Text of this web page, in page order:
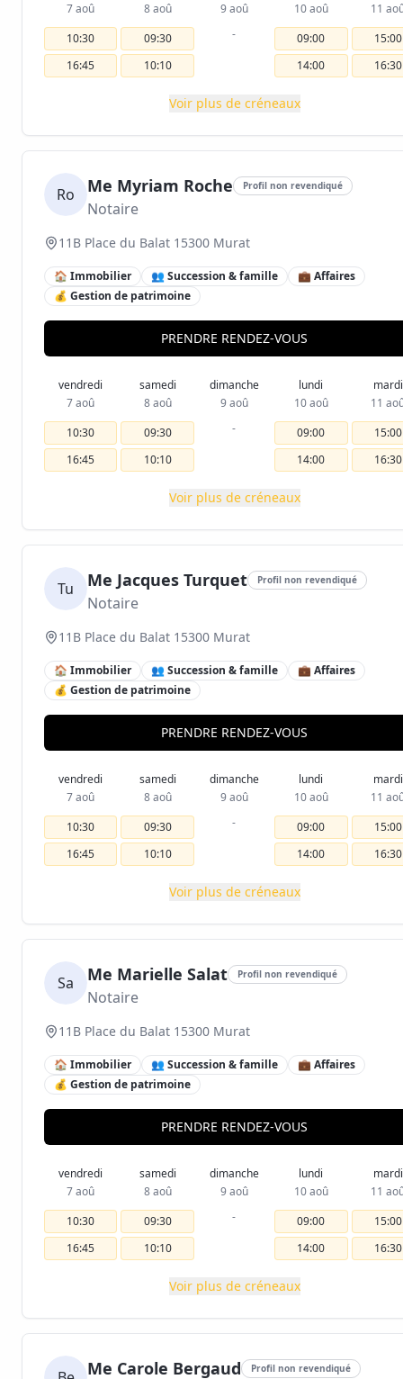
7 aoû
10:30
16:45
8 aoû
09:30
10:10
9 aoû
-
10 aoû
09:00
14:00
11
15:00
16:30
Voir plus de créneaux
Ro Me Myriam Roche Profil non revendiqué
Notaire
11B Place du Balat 15300 Murat
🏠 Immobilier 👥 Succession & famille
💼 Affaires
💰 Gestion de patrimoine
PRENDRE RENDEZ-VOUS
vendredi
7 aoû
10:30
16:45
samedi
8 aoû
09:30
10:10
dimanche
9 aoû
-
lundi
10 aoû
09:00
14:00
mardi
11
15:00
16:30
Voir plus de créneaux
Tu Me Jacques Turquet Profil non revendiqué
Notaire
11B Place du Balat 15300 Murat
🏠 Immobilier 👥 Succession & famille
💼 Affaires
💰 Gestion de patrimoine
PRENDRE RENDEZ-VOUS
vendredi
7 aoû
10:30
16:45
samedi
8 aoû
09:30
10:10
dimanche
9 aoû
-
lundi
10 aoû
09:00
14:00
mardi
11
15:00
16:30
Voir plus de créneaux
Sa Me Marielle Salat Profil non revendiqué
Notaire
11B Place du Balat 15300 Murat
🏠 Immobilier 👥 Succession & famille
💼 Affaires
💰 Gestion de patrimoine
PRENDRE RENDEZ-VOUS
vendredi
7 aoû
10:30
16:45
samedi
8 aoû
09:30
10:10
dimanche
9 aoû
-
lundi
10 aoû
09:00
14:00
mardi
11
15:00
16:30
Voir plus de créneaux
Me Carole Bergaud Profil non revendiqué